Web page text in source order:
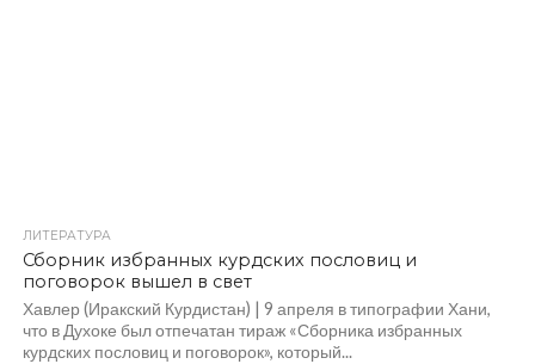
ЛИТЕРАТУРА
Сборник избранных курдских пословиц и
поговорок вышел в свет
Хавлер (Иракский Курдистан) | 9 апреля в типографии Хани,
что в Духоке был отпечатан тираж «Сборника избранных
курдских пословиц и поговорок», который...